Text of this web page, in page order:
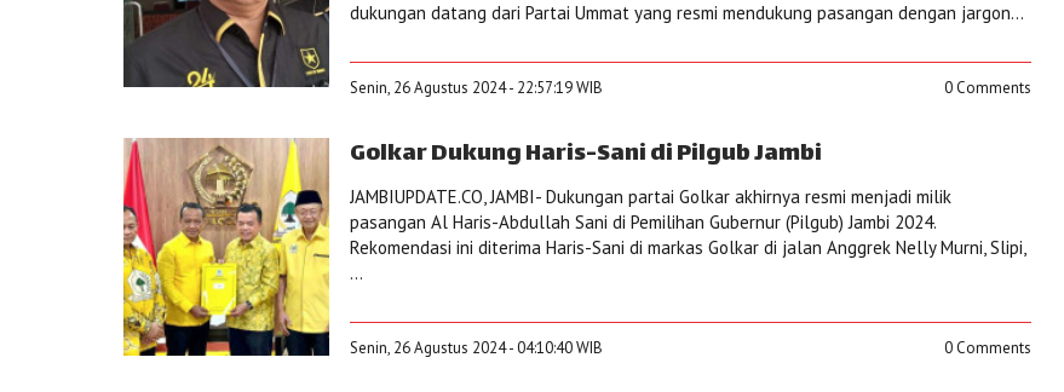
dukungan datang dari Partai Ummat yang resmi mendukung pasangan dengan jargon...
Senin, 26 Agustus 2024 - 22:57:19 WIB 0 Comments
Golkar Dukung Haris-Sani di Pilgub Jambi
JAMBIUPDATE.CO, JAMBI- Dukungan partai Golkar akhirnya resmi menjadi milik
pasangan Al Haris-Abdullah Sani di Pemilihan Gubernur (Pilgub) Jambi 2024.
Rekomendasi ini diterima Haris-Sani di markas Golkar di jalan Anggrek Nelly Murni, Slipi,
...
Senin, 26 Agustus 2024 - 04:10:40 WIB 0 Comments